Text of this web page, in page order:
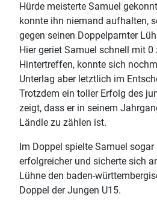
Hürde meisterte Samuel
konnte ihn niemand aufhalten,
gegen seinen Doppelparnter
Hier geriet Samuel schnell mit 0
Hintertreffen, konnte sich
Unterlag aber letztlich im
Trotzdem ein toller Erfolg des
zeigt, dass er in seinem
Ländle zu zählen ist.
Im Doppel spielte Samuel
erfolgreicher und sicherte sich
Lühne den baden-
Doppel der Jungen U15.